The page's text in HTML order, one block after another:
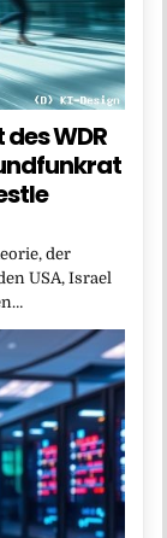
WDR
der
USA, Israel